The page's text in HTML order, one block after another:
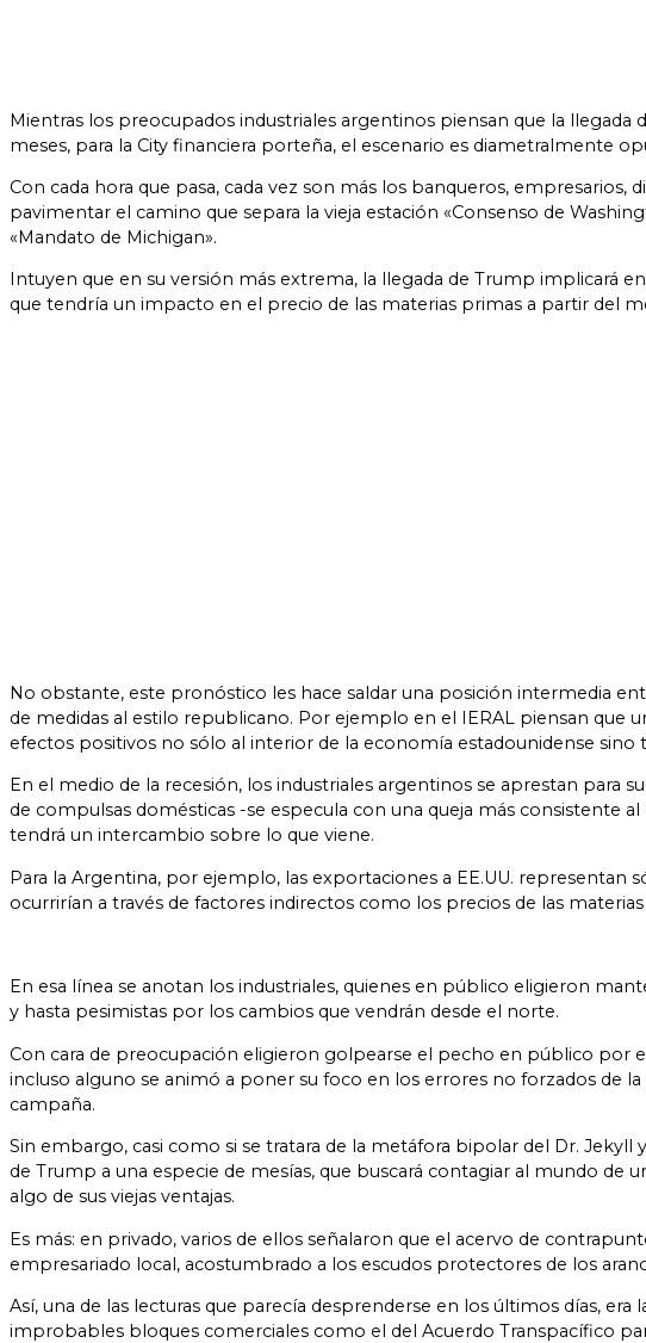
Mientras los preocupados industriales argentinos piensan que la
meses, para la City financiera porteña, el escenario es diametralmente
Con cada hora que pasa, cada vez son más los banqueros,
pavimentar el camino que separa la vieja estación «Consenso de
«Mandato de Michigan».
Intuyen que en su versión más extrema, la llegada de Trump implicará
que tendría un impacto en el precio de las materias primas a partir del
No obstante, este pronóstico les hace saldar una posición intermedia
de medidas al estilo republicano. Por ejemplo en el IERAL piensan que
efectos positivos no sólo al interior de la economía estadounidense
En el medio de la recesión, los industriales argentinos se aprestan para
de compulsas domésticas -se especula con una queja más consistente
tendrá un intercambio sobre lo que viene.
Para la Argentina, por ejemplo, las exportaciones a EE.UU. representan
ocurrirían a través de factores indirectos como los precios de las
En esa línea se anotan los industriales, quienes en público eligieron
y hasta pesimistas por los cambios que vendrán desde el norte.
Con cara de preocupación eligieron golpearse el pecho en público por
incluso alguno se animó a poner su foco en los errores no forzados de
campaña.
Sin embargo, casi como si se tratara de la metáfora bipolar del Dr. Jekyll
de Trump a una especie de mesías, que buscará contagiar al mundo
algo de sus viejas ventajas.
Es más: en privado, varios de ellos señalaron que el acervo de
empresariado local, acostumbrado a los escudos protectores de los
Así, una de las lecturas que parecía desprenderse en los últimos días,
improbables bloques comerciales como el del Acuerdo Transpacífico